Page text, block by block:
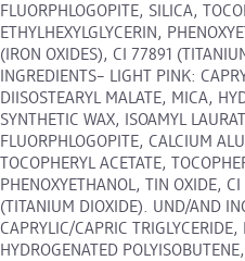
FLUORPHLOGOPITE, SILICA,
ETHYLHEXYLGLYCERIN,
(IRON OXIDES), CI 77891
INGREDIENTS– LIGHT PINK:
DIISOSTEARYL MALATE, MICA,
SYNTHETIC WAX, ISOAMYL
FLUORPHLOGOPITE, CALCIUM
TOCOPHERYL ACETATE,
PHENOXYETHANOL, TIN OXIDE,
(TITANIUM DIOXIDE). UND/AND
CAPRYLIC/CAPRIC
HYDROGENATED